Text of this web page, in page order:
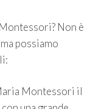
Non è
possiamo
Montessori il